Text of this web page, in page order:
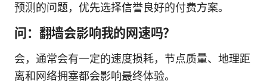
预测的问题，优先选择信誉良好的付费方案。
问：翻墙会影响我的网速吗？
会，通常会有一定的速度损耗，节点质量、地理距
离和网络拥塞都会影响最终体验。